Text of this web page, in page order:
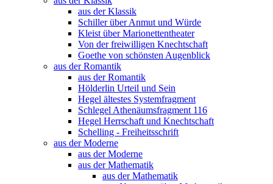
aus der Klassik
Schiller über Anmut und Würde
Kleist über Marionettentheater
Von der freiwilligen Knechtschaft
Goethe von schönsten Augenblick
aus der Romantik
aus der Romantik
Hölderlin Urteil und Sein
Hegel ältestes Systemfragment
Schlegel Athenäumsfragment 116
Hegel Herrschaft und Knechtschaft
Schelling - Freiheitsschrift
aus der Moderne
aus der Moderne
aus der Mathematik
aus der Mathematik